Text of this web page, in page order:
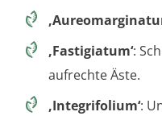
‚Fastigiatum‘:
aufrechte Äste.
‚Integrifolium‘: